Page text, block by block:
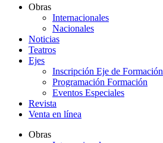
Obras
Internacionales
Nacionales
Noticias
Teatros
Ejes
Inscripción Eje de Formación
Programación Formación
Eventos Especiales
Revista
Venta en línea
Obras